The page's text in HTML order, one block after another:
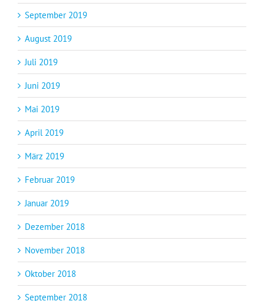
September 2019
August 2019
Juli 2019
Juni 2019
Mai 2019
April 2019
März 2019
Februar 2019
Januar 2019
Dezember 2018
November 2018
Oktober 2018
September 2018